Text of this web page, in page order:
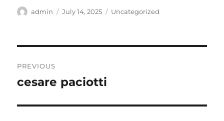
Author
admin
Posted
July 14, 2025 Categories
Uncategorized
navigation
PREVIOUS
Previous
cesare paciotti